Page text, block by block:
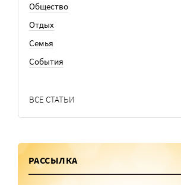
Общество
Отдых
Семья
События
ВСЕ СТАТЬИ
РАССЫЛКА